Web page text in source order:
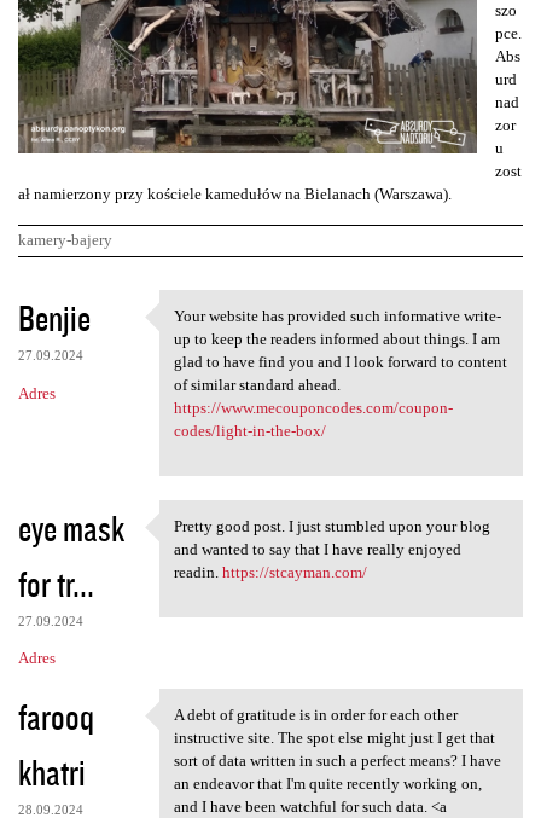
szo
pce.
Abs
urd
nad
zor
u
zost
ał namierzony przy kościele kamedułów na Bielanach (Warszawa).
kamery-bajery
K
o
m
e
r
z
e
Benjie
27.09.2024
Adres
Your website has provided
Your website has provided such informative write-
up to keep the readers informed about things. I am
glad to have find you and I look forward to content
of similar standard ahead.
https://www.mecouponcodes.com/coupon-
codes/light-in-the-box/
eye mask
for tr...
27.09.2024
Adres
Pretty good post. I just
Pretty good post. I just stumbled upon your blog
and wanted to say that I have really enjoyed
readin. https://stcayman.com/
farooq
khatri
28.09.2024
A debt of gratitude is in
A debt of gratitude is in order for each other
instructive site. The spot else might just I get that
sort of data written in such a perfect means? I have
an endeavor that I'm quite recently working on,
and I have been watchful for such data. <a